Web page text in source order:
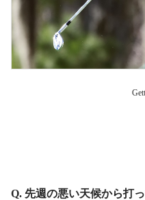
Q. 先週の悪い天候から打